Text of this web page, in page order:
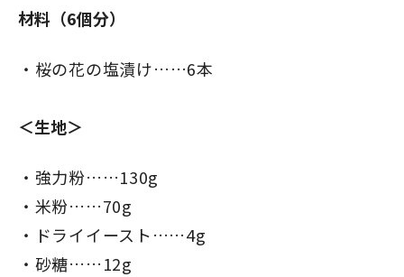
材料（6個分）
桜の花の塩漬け……6本
＜生地＞
強力粉……130g
米粉……70g
ドライイースト……4g
砂糖……12g